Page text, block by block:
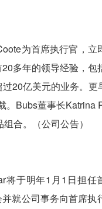
为首席执行官，立
多年的领导经验，包
20亿美元的业务。
Bubs董事长Katrina
合。（公司公告）
于明年1月1日担任
就公司事务向首席执